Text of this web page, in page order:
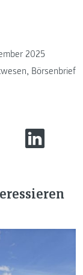
2025
, Börsenbrief